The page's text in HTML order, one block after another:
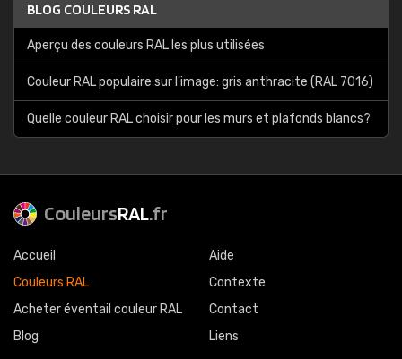
BLOG COULEURS RAL
Aperçu des couleurs RAL les plus utilisées
Couleur RAL populaire sur l'image: gris anthracite (RAL 7016)
Quelle couleur RAL choisir pour les murs et plafonds blancs?
CouleursRAL.fr
Accueil
Couleurs RAL
Acheter éventail couleur RAL
Blog
Aide
Contexte
Contact
Liens